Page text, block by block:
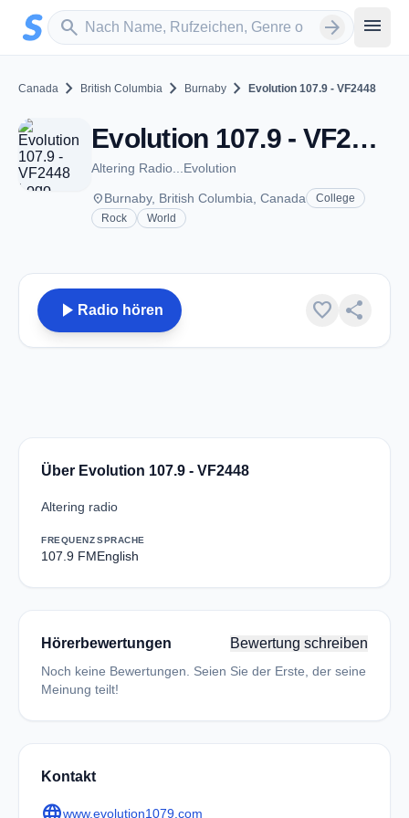
Zum Hauptinhalt springen
search
Sender suchen arrow_forward menu
Canada chevron_right British Columbia chevron_right Burnaby chevron_right Evolution 107.9 - VF2448
Evolution 107.9 - VF2448 - FM 107.9 - Burnaby, BC
Altering Radio...Evolution
placeBurnaby, British Columbia, Canada
College
Rock
World
play_arrow Radio hören favorite share
Über Evolution 107.9 - VF2448
Altering radio
FREQUENZ
107.9 FM
SPRACHE
English
Hörerbewertungen Bewertung schreiben
Noch keine Bewertungen. Seien Sie der Erste, der seine
Meinung teilt!
Kontakt
www.evolution1079.com